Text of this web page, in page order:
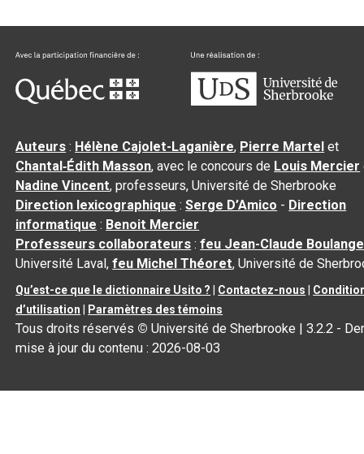
Auteurs : Hélène Cajolet-Laganière, Pierre Martel et
Chantal‑Édith Masson, avec le concours de Louis Mercier
Nadine Vincent, professeurs, Université de Sherbrooke
Direction lexicographique :Serge D’Amico - Direction
informatique : Benoit Mercier
Professeurs collaborateurs :feu Jean-Claude
Université Laval,feu Michel Théoret, Université de
Qu’est-ce que le dictionnaire Usito ? Contactez-nous
d’utilisation
Paramètres des témoins
Tous droits réservés © Université de Sherbrooke |3.2.2 -
mise à jour du contenu :2026-08-03